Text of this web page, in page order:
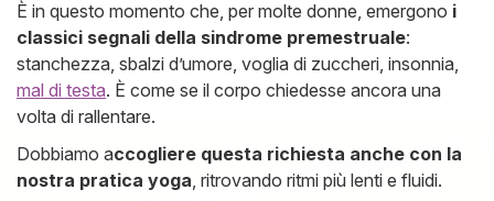
È in questo momento che, per molte donne, emergono i
classici segnali della sindrome premestruale:
stanchezza, sbalzi d’umore, voglia di zuccheri, insonnia,
mal di testa. È come se il corpo chiedesse ancora una
volta di rallentare.
Dobbiamo accogliere questa richiesta anche con la
nostra pratica yoga , ritrovando ritmi più lenti e fluidi.